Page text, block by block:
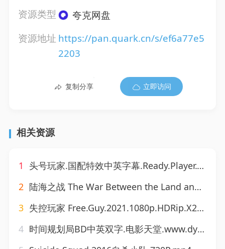
资源类型
夸克网盘
资源地址 https://pan.quark.cn/s/ef6a77e5
2203
复制分享 立即访问
相关资源
1
头号玩家.国配特效中英字幕.Ready.Player.One.2018.2160p.BluRay.x265.10bit.HDR.DHD.MA.7.1.English&Mandarin.CHS-ENG.GYT.mkv
2 陆海之战 The War Between the Land and the Sea (2025) 4K Web HLG AAC 内封简繁英双语字幕 描述：又名: 《神秘博士》衍生剧IMDb: tt30645193UNIT-即联合情报特遣部队，在联合国主持下运作的独立情报组织。在隐藏于深海之中的古老生物浮出水面之后，UNIT以及目前的掌门人凯特·莱斯布里奇·斯图尔特必须阻止这群曾经称霸古地球的远古生物卷土重来引发全球性危机。同时在陆地与浪潮的黑暗深处，Sea Salt和Barclay之间的结盟也将在这场史
3 失控玩家 Free.Guy.2021.1080p.HDRip.X264-EVO.mkv
4 时间规划局BD中英双字.电影天堂.www.dy2018.com.mp4